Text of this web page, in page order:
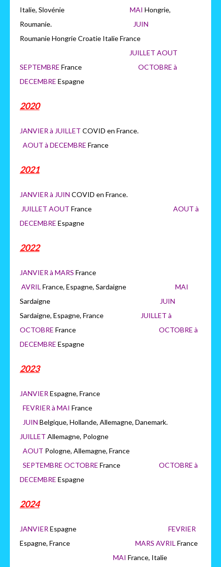
Italie, Slovénie MAI Hongrie,
Roumanie.
JUIN
Roumanie Hongrie Croatie Italie France
JUILLET AOUT
SEPTEMBRE France OCTOBRE à
DECEMBRE Espagne
2020
JANVIER à JUILLET COVID en France.
AOUT à DECEMBRE France
2021
JANVIER à JUIN COVID en France.
JUILLET AOUT France AOUT à
DECEMBRE Espagne
2022
JANVIER à MARS France
AVRIL France, Espagne, Sardaigne MAI
Sardaigne
JUIN
Sardaigne, Espagne, France
JUILLET à
OCTOBRE France OCTOBRE à
DECEMBRE Espagne
2023
JANVIER Espagne, France
FEVRIER à MAI France
JUIN Belgique, Hollande, Allemagne, Danemark.
JUILLET Allemagne, Pologne
AOUT Pologne, Allemagne, France
SEPTEMBRE OCTOBRE France OCTOBRE à
DECEMBRE Espagne
2024
JANVIER Espagne FEVRIER
Espagne, France MARS AVRIL France
MAI France, Italie